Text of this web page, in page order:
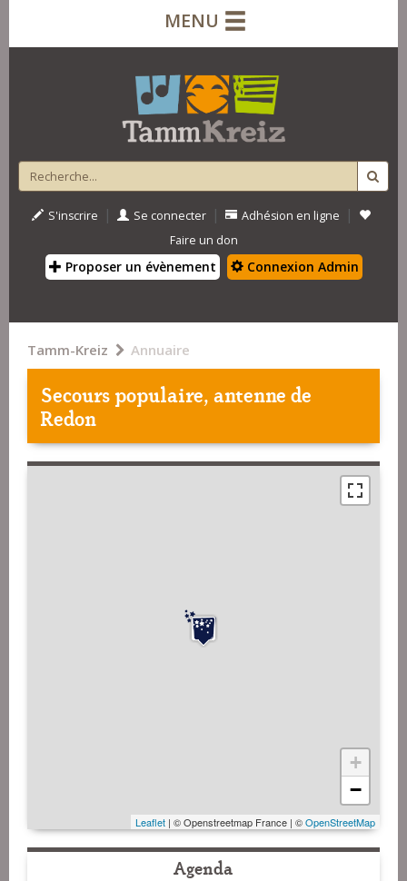
MENU
S'inscrire | Se connecter | Adhésion en ligne |
Faire un don
Proposer un évènement Connexion Admin
Tamm-Kreiz Annuaire
Secours populaire, antenne de
Redon
+
−
Leaflet | © Openstreetmap France | ©OpenStreetMap
Agenda